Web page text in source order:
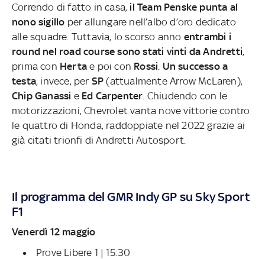
Correndo di fatto in casa, il Team Penske punta al
nono sigillo per allungare nell’albo d’oro dedicato
alle squadre. Tuttavia, lo scorso anno entrambi i
round nel road course sono stati vinti da Andretti,
prima con Herta e poi con Rossi Un successo a
testa, invece, per SP (attualmente Arrow McLaren),
Chip Ganassi e Ed Carpenter . Chiudendo con le
motorizzazioni, Chevrolet vanta nove vittorie contro
le quattro di Honda, raddoppiate nel 2022 grazie ai
già citati trionfi di Andretti Autosport.
Il programma del GMR Indy GP su Sky Sport
F1
Venerdì 12 maggio
Prove Libere 1 | 15:30